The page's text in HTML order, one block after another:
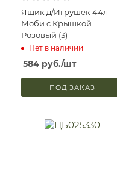
Ящик д/Игрушек 44л
Моби с Крышкой
Розовый (3)
Нет в наличии
584 руб./шт
ПОД ЗАКАЗ